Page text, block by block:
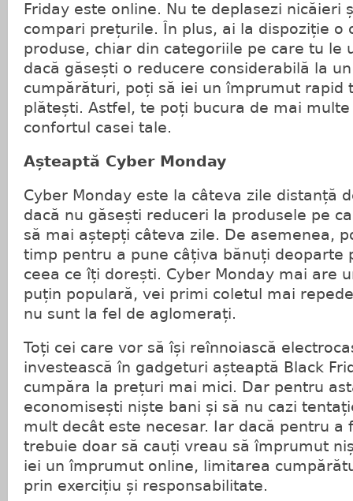
Friday este online. Nu te deplasezi nicăieri
compari prețurile. În plus, ai la dispoziție o
produse, chiar din categoriile pe care tu le
dacă găsești o reducere considerabilă la
cumpărături, poți să iei un împrumut rapid
plătești. Astfel, te poți bucura de mai
confortul casei tale.
Așteaptă Cyber Monday
Cyber Monday este la câteva zile distanță
dacă nu găsești reduceri la produsele pe
să mai aștepți câteva zile. De asemenea,
timp pentru a pune câțiva bănuți deoparte
ceea ce îți dorești. Cyber Monday mai are
puțin populară, vei primi coletul mai
nu sunt la fel de aglomerați.
Toți cei care vor să își reînnoiască
investească în gadgeturi așteaptă Black
cumpăra la prețuri mai mici. Dar pentru
economisești niște bani și să nu cazi
mult decât este necesar. Iar dacă pentru a
trebuie doar să cauți vreau să împrumut
iei un împrumut online, limitarea
prin exercițiu și responsabilitate.